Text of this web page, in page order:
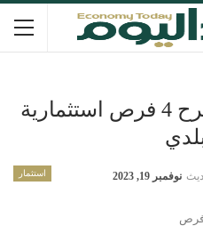
أمانة منطقة حائل تطرح 4 فرص استثمارية
استثمار نوفمبر 19, 2023